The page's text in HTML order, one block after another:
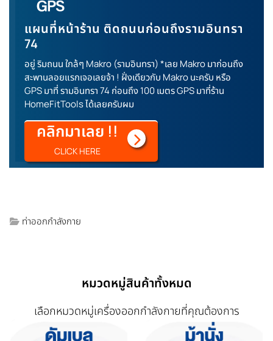
แผนที่หน้าร้าน ติดถนนก่อนถึงรามอินทรา
74
อยู่ ริมถนน ใกล้ๆ Makro (รามอินทรา) *เลย Makro มาก่อนถึง
สะพานลอยแรกเจอเลยจ้า ! ฝั่งเดียวกับ Makro นะครับ หรือ
GPS มาที่ รามอินทรา 74 ก่อนถึง 100 เมตร GPS มาที่ร้าน
HomeFitTools ได้เลยครับผม
คลิกมาเลย !!
CLICK HERE
ท่าออกกำลังกาย
หมวดหมู่สินค้าทั้งหมด
เลือกหมวดหมู่เครื่องออกกำลังกายที่คุณต้องการ